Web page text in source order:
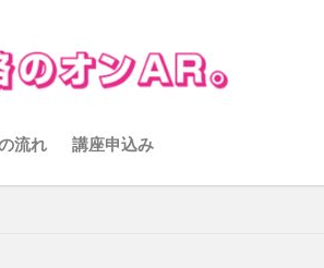
流れ 講座申込み